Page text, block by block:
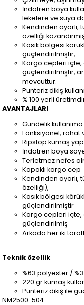
İndatren boya
lekelere ve suya
Kendinden
özelliği
Kasık bölgesi
güçlendirilmiştir,
Kargo cepleri içte,
güçlendirilmiştir,
mevcuttur.
Punteriz dikiş
% 100 yerli
AVANTAJLARI
Gündelik
Fonksiyonel, rahat
Ripstop kumaş
İndatren boya
Terletmez nefes
Kapaklı kargo cep
Kendinden
özelliği),
Kasık bölgesi
güçlendirilmiştir
Kargo cepleri içte,
güçlendirilmiş
Arkada her iki
Teknik özellik
%63 polyester /
220 gr kumaş
Punteriz dikiş ile
NM2500-504